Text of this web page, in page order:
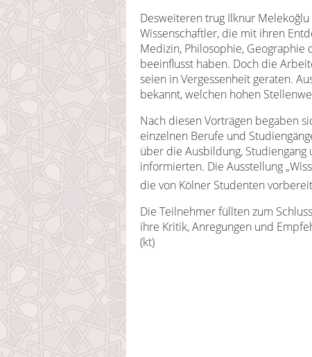
Desweiteren trug Ilknur
Wissenschaftler, die mit ihren
Medizin, Philosophie,
beeinflusst haben. Doch die
seien in Vergessenheit geraten.
bekannt, welchen hohen
Nach diesen Vorträgen begaben
einzelnen Berufe und
über die Ausbildung,
informierten. Die Ausstellung
die von Kölner Studenten
Die Teilnehmer füllten zum
ihre Kritik, Anregungen und
(kt)